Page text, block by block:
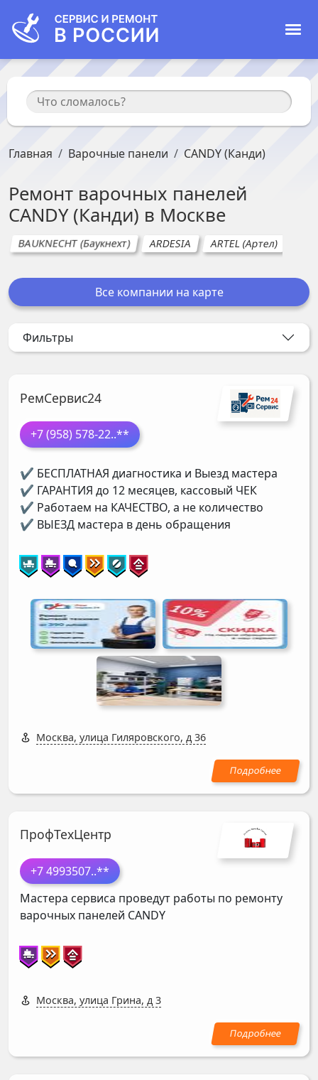
Главная Варочные панели CANDY (Канди)
Ремонт варочных панелей
CANDY (Канди) в Москве
BAUKNECHT (Баукнехт) ARDESIA ARTEL (Артел)
Все компании на карте
Фильтры
РемСервис24
+7 (958) 578-22..**
✔ БЕСПЛАТНАЯ диагностика и Выезд мастера
✔ ГАРАНТИЯ до 12 месяцев, кассовый ЧЕК
✔ Работаем на КАЧЕСТВО, а не количество
✔ ВЫЕЗД мастера в день обращения
Москва, улица Гиляровского, д 36
ПрофТехЦентр
+7 4993507..**
Мастера сервиса проведут работы по ремонту
варочных панелей CANDY
Москва, улица Грина, д 3